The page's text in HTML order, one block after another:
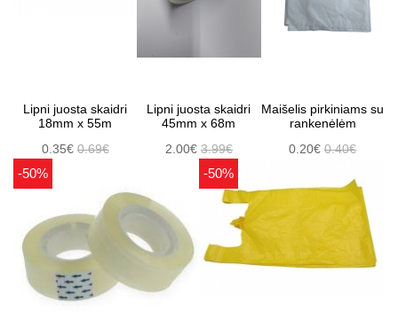
Lipni juosta skaidri
18mm x 55m
0.35€0.69€
Lipni juosta skaidri
45mm x 68m
2.00€ 3.99€
Maišelis pirkiniams su
rankenėlėm
0.20€0.40€
-50% -50%